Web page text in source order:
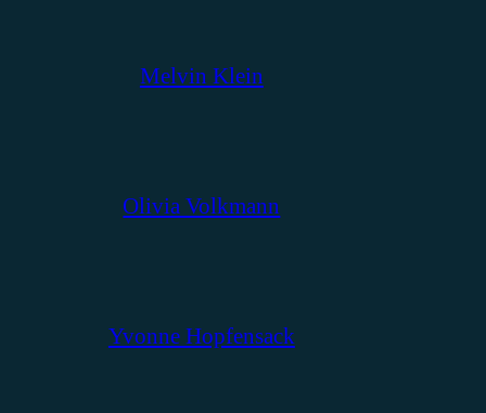
Melvin Klein
Olivia Volkmann
Yvonne Hopfensack